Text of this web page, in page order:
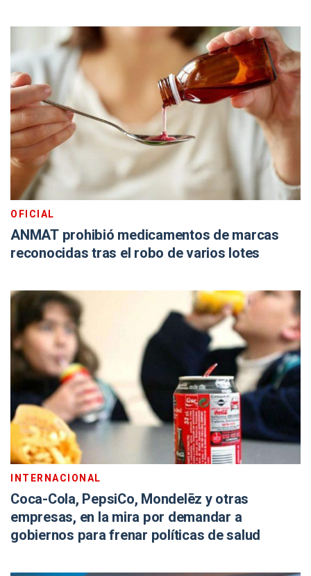
OFICIAL
ANMAT prohibió medicamentos de marcas
reconocidas tras el robo de varios lotes
INTERNACIONAL
Coca-Cola, PepsiCo, Mondelēz y otras
empresas, en la mira por demandar a
gobiernos para frenar políticas de salud